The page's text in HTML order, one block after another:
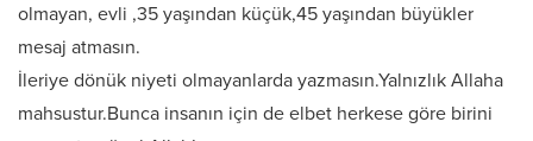
olmayan, evli ,35 yaşından küçük,45 yaşından büyükler
mesaj atmasın.
İleriye dönük niyeti olmayanlarda yazmasın.Yalnızlık Allaha
mahsustur.Bunca insanın için de elbet herkese göre birini